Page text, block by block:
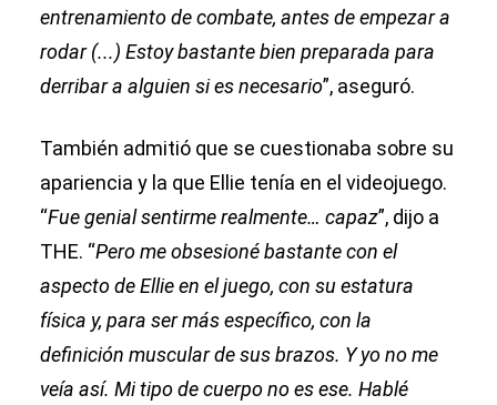
entrenamiento de combate, antes de empezar a
rodar (...) Estoy bastante bien preparada para
derribar a alguien si es necesario”, aseguró.
También admitió que se cuestionaba sobre su
apariencia y la que Ellie tenía en el videojuego.
“Fue genial sentirme realmente… capaz”, dijo a
THE. “Pero me obsesioné bastante con el
aspecto de Ellie en el juego, con su estatura
física y, para ser más específico, con la
definición muscular de sus brazos. Y yo no me
veía así. Mi tipo de cuerpo no es ese. Hablé